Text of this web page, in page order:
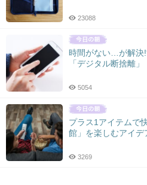
23088
時間がない…が解決
「デジタル断捨離」
5054
プラス1アイテムで
館」を楽しむアイデ
3269